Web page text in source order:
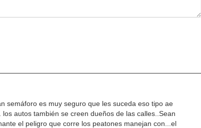
semáforo es muy seguro que les suceda eso tipo ae
autos también se creen dueños de las calles..Sean
el peligro que corre los peatones manejan con...el